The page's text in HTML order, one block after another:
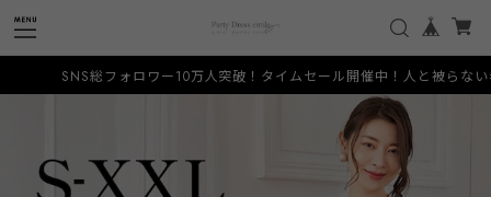
ロワー10万人突破！タイムセール開催中！人と被らない希少なデザイン